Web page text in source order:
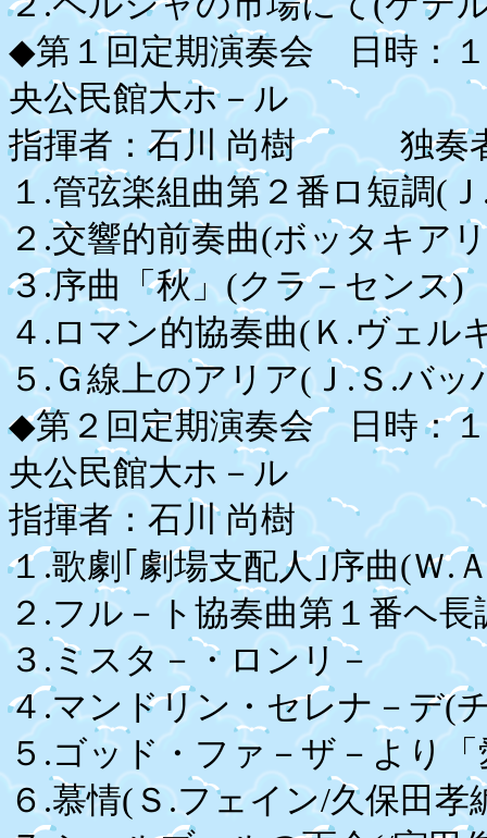
◆第１回定期演奏会 日時：
央公民館大ホ－ル
指揮者：石川 尚樹 独奏者
１.管弦楽組曲第２番ロ短調
２.交響的前奏曲(ボッタキア
３.序曲「秋」(クラ－セ
４.ロマン的協奏曲(Ｋ.ヴェ
５.Ｇ線上のアリア(Ｊ.Ｓ.バッ
◆第２回定期演奏会 日時：
央公民館大ホ－ル
指揮者：石川 尚樹
１.歌劇｢劇場支配人｣序曲(Ｗ.
２.フル－ト協奏曲第１番ヘ
３.ミスタ－・ロンリ－
４.マンドリン・セレナ－デ(
５.ゴッド・ファ－ザ－より
６.慕情(Ｓ.フェイン/久保田孝